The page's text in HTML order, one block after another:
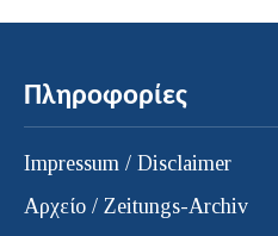
Πληροφορίες
Impressum / Disclaimer
Αρχείο / Zeitungs-Archiv